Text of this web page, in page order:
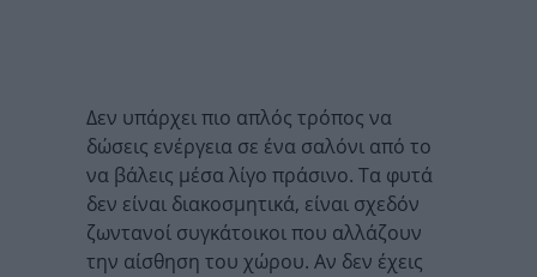
Δεν υπάρχει πιο απλός τρόπος να
δώσεις ενέργεια σε ένα σαλόνι από το
να βάλεις μέσα λίγο πράσινο. Τα φυτά
δεν είναι διακοσμητικά, είναι σχεδόν
ζωντανοί συγκάτοικοι που αλλάζουν
την αίσθηση του χώρου. Αν δεν έχεις